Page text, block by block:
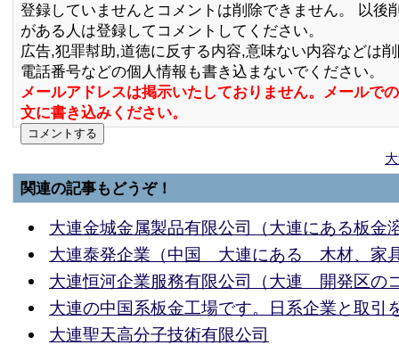
登録していませんとコメントは削除できません。 以後
がある人は登録してコメントしてください。
広告,犯罪幇助,道徳に反する内容,意味ない内容などは
電話番号などの個人情報も書き込まないでください。
メールアドレスは掲示いたしておりません。メールで
文に書き込みください。
関連の記事もどうぞ！
大連金城金属製品有限公司（大連にある板金
大連泰発企業（中国 大連にある 木材、家
大連恒河企業服務有限公司（大連 開発区の
大連の中国系板金工場です。日系企業と取引
大連聖天高分子技術有限公司